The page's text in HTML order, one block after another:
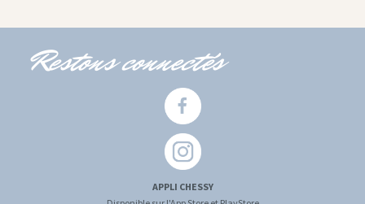
Restons connectés
APPLI CHESSY